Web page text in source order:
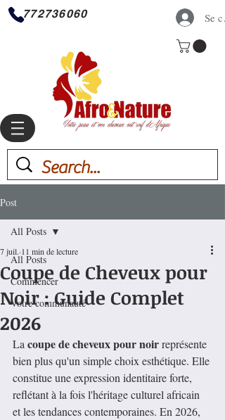
Se
772736060
Post
All Posts
Commencer
Votre communauté
All Posts
Coupe de Cheveux pour
Noir : Guide Complet
2026
7 juil. 11 min de lecture
La coupe de cheveux pour noir représente
bien plus qu'un simple choix esthétique. Elle
constitue une expression identitaire forte,
reflétant à la fois l'héritage culturel africain
et les tendances contemporaines. En 2026,